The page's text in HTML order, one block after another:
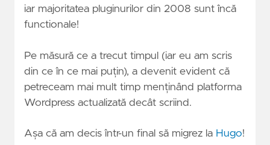
iar majoritatea pluginurilor din 2008 sunt încă
functionale!
Pe măsură ce a trecut timpul (iar eu am scris
din ce în ce mai puțin), a devenit evident că
petreceam mai mult timp menținând platforma
Wordpress actualizată decât scriind.
Așa că am decis într-un final să migrez la Hugo!